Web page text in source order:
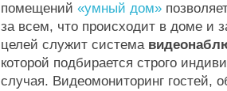
помещений«умный дом»
за всем, что происходит в доме и
целей служит система
которой подбирается строго
случая. Видеомониторинг гостей,